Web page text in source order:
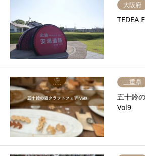
大阪府
TEDEA
三重県
五十鈴
Vol9